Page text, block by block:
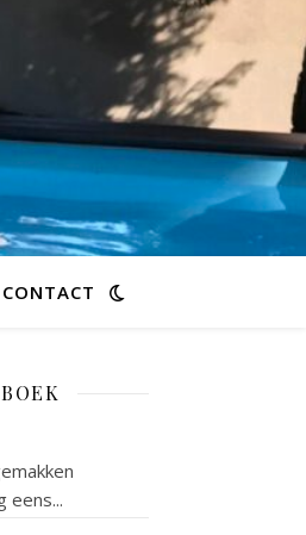
CONTACT
eens...